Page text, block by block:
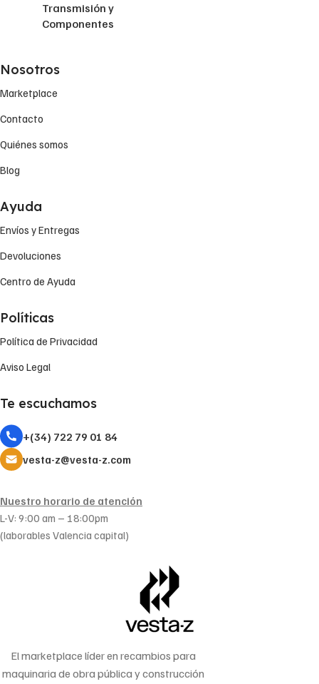
Transmisión y
Componentes
Nosotros
Marketplace
Contacto
Quiénes somos
Blog
Ayuda
Envíos y Entregas
Devoluciones
Centro de Ayuda
Políticas
Política de Privacidad
Aviso Legal
Te escuchamos
+(34) 722 79 01 84
vesta-z@vesta-z.com
Nuestro horario de atención
L-V: 9:00 am – 18:00pm
(laborables Valencia capital)
El marketplace líder en recambios para
maquinaria de obra pública y construcción